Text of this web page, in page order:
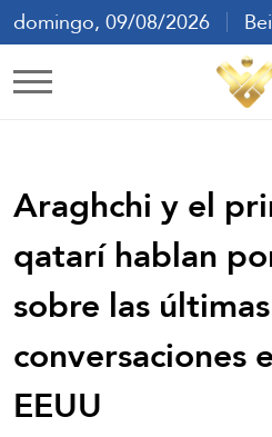
domingo, 09/08/2026
ع
Araghchi y el
qatarí hablan
sobre las últimas
conversaciones
EEUU